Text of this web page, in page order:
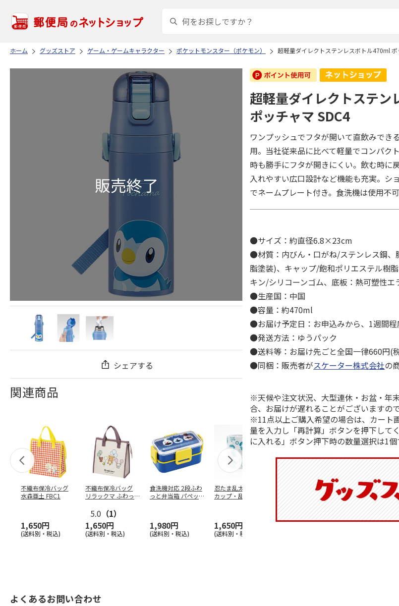
ホーム グッズストア ゲーム・ゲームキャラクター ポケットモンスター（ポケモン） 超軽量ダイレクトステンレスボトル470ml ポ
シェアする
関連商品
不織布保冷バッグ
水森亜土 FBC1
1,650円
(送料別・税込)
不織布保冷バッグ
リラックマ ふわっ
5.0 （1）
1,650円
(送料別・税込)
食洗機対応 2段ふわ
っと弁当箱 パペッ
1,980円
(送料別・税込)
忍たま乱太郎 マグ
カップ・乱太郎・き
1,650円
(送料別・税込)
抗菌食洗機対応 ふ
わっと弁当箱 530ml
水森亜土 PF
1,760円
マスコット入りドリ
ンクボトル ハロー
キティ PSPR5MC
3,300円
超軽量ダイレクトステ
ポッチャマ SDC4
ワンプッシュでフタが開いて直飲みでき
用。当社従来品に比べて軽量でコンパク
時も勝手にフタが開きにくい。飲む時に
入れやすい広口設計など機能も充実。シ
でネームプレート付き。食洗機は使用不可
●サイズ：約直径6.8×23cm
●材質：内びん・口がね/ステンレス鋼、
脂塗装)、キャップ/飽和ポリエステル樹
キン/シリコーンゴム、底板：熱可塑性エ
●生産国：中国
●容量：約470ml
●お届け予定日：お申込みから、1週間程
●発送方法：ゆうパック
●送料等：お届け先ごと全国一律660円(
●同梱：販売者がスケーター株式会社の
※天候や注文状況、大型連休・お盆・年
合、お届けが遅れることがございますの
※11点以上ご購入希望の場合は、カート
量を入力し「再計算」ボタンを押下して
に入れる」ボタン押下時の数量選択は1個
よくあるお問い合わせ